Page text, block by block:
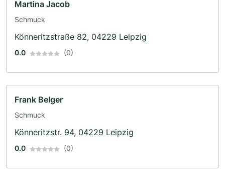
Martina Jacob
Schmuck
Könneritzstraße 82, 04229 Leipzig
0.0 (0)
Frank Belger
Schmuck
Könneritzstr. 94, 04229 Leipzig
0.0 (0)